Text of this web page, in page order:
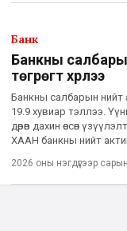
Банк
Банкны
төгрөгт хүрлээ
Банкны салбарын нийт
19.9 хувиар тэллээ.
дөрөв дахин өссөн
ХААН банкны нийт актив
2026 оны нэгдүгээр